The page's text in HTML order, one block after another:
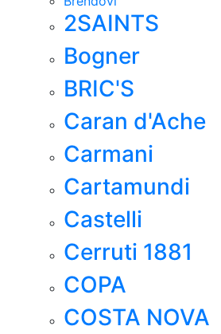
2SAINTS
Bogner
BRIC'S
Caran d'Ache
Carmani
Cartamundi
Castelli
Cerruti 1881
COPA
COSTA NOVA